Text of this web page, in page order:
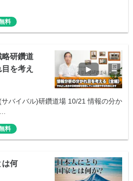
料
略研鑽道
を考え
バイバル)研鑽道場 10/21 情報の分か
料
は何